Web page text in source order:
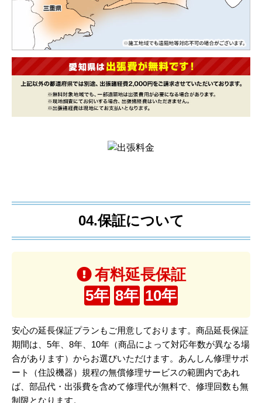
04.保証について
有料延長保証
5年 8年 10年
安心の延長保証プランもご用意しております。商品延長保証
期間は、5年、8年、10年（商品によって対応年数が異なる場
合があります）からお選びいただけます。あんしん修理サポ
ート（住設機器）規程の無償修理サービスの範囲内であれ
ば、部品代・出張費を含めて修理代が無料で、修理回数も無
制限となります。